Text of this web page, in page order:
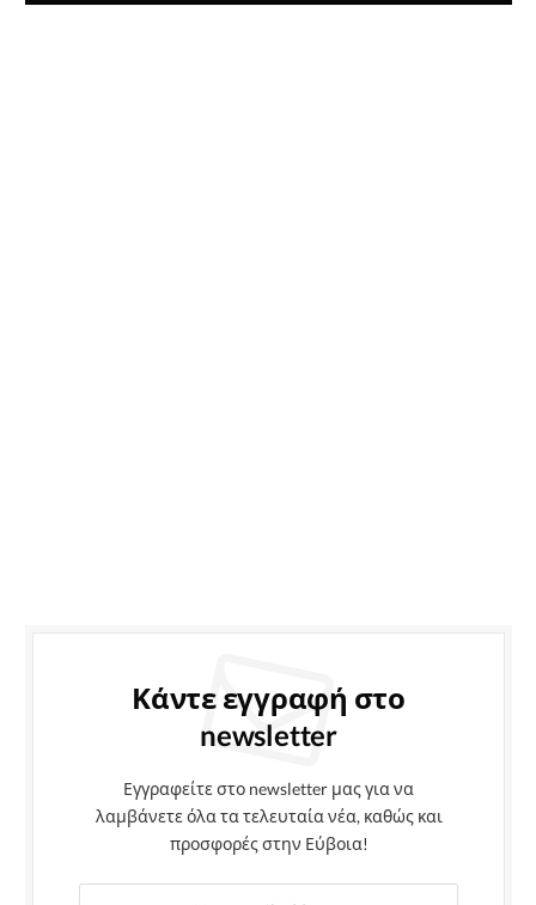
Κάντε εγγραφή στο
newsletter
Εγγραφείτε στο newsletter μας για να
λαμβάνετε όλα τα τελευταία νέα, καθώς και
προσφορές στην Εύβοια!